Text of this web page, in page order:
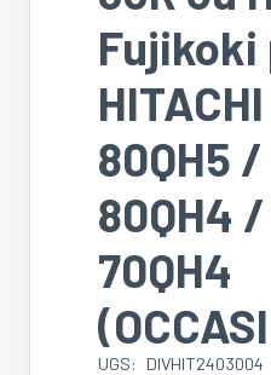
Fujikoki
80QH5
80QH4
70QH4
UGS: DIVHIT2403004